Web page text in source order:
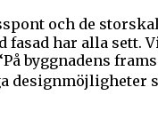
och de
har alla
byggnadens